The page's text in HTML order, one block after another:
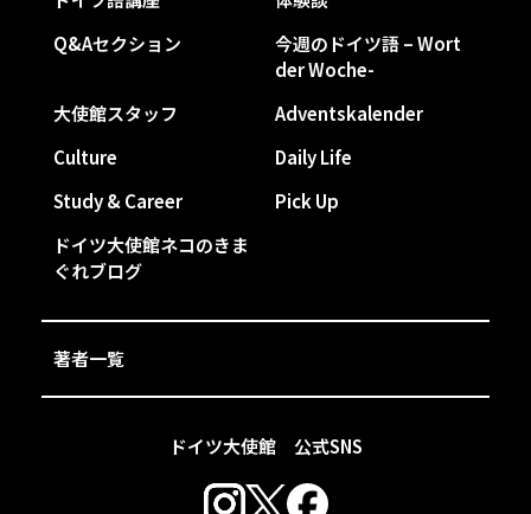
ドイツ大使館 公式SNS
Q&Aセクション
今週のドイツ語 – Wort
der Woche-
大使館スタッフ
Adventskalender
Culture
Daily Life
Study & Career
Pick Up
ドイツ大使館ネコのきま
ぐれブログ
著者一覧